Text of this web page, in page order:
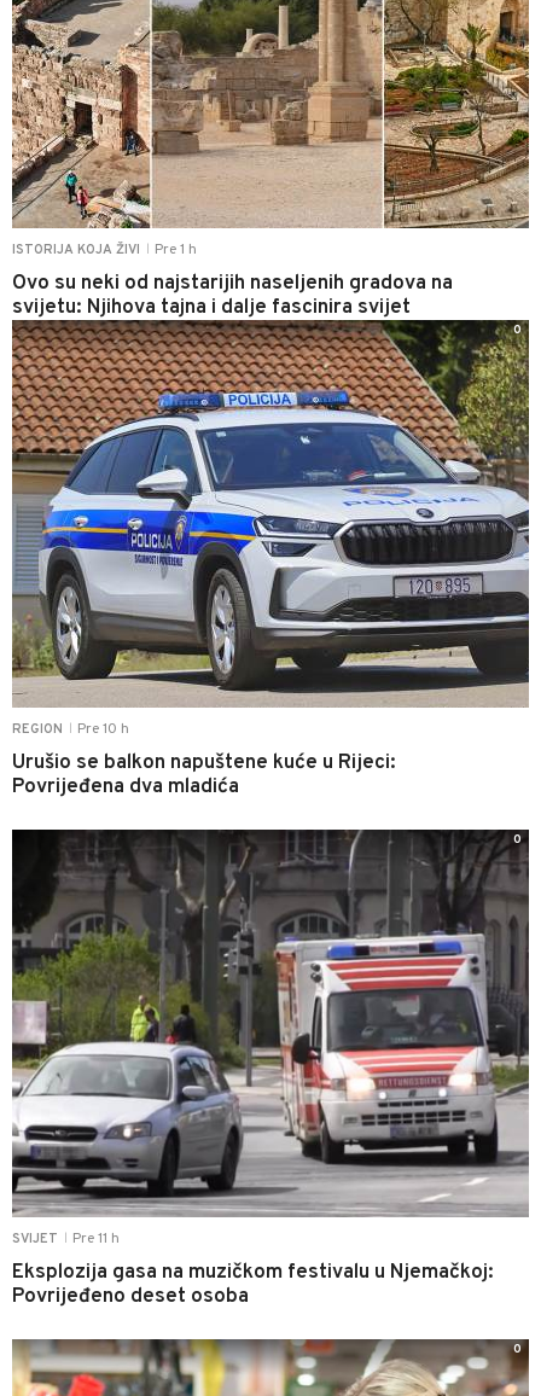
ISTORIJA KOJA ŽIVI Pre 1 h
Ovo su neki od najstarijih naseljenih gradova na
svijetu: Njihova tajna i dalje fascinira svijet
REGION Pre 10 h
Urušio se balkon napuštene kuće u Rijeci:
Povrijeđena dva mladića
0
SVIJET Pre 11 h
Eksplozija gasa na muzičkom festivalu u Njemačkoj:
Povrijeđeno deset osoba
0
0